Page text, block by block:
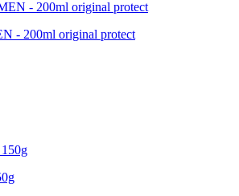
- 200ml original protect